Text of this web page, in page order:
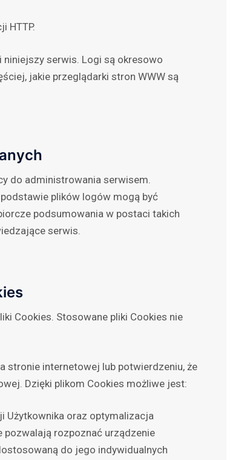
HTTP.
serwis. Logi są okresowo
jakie przeglądarki stron WWW są
do administrowania serwisem.
plików logów mogą być
podsumowania w postaci takich
serwis.
Cookies. Stosowane pliki Cookies nie
stronie internetowej lub potwierdzeniu, że
Dzięki plikom Cookies możliwe jest:
oraz optymalizacja
rozpoznać urządzenie
do jego indywidualnych